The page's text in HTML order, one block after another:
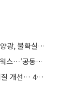
美 ‘232조 하이브리드 제재’ 임박…K-태양광, 불확실성 털고 날개 다나
자기자본 70% 철강사 지분 산 크라우드웍스…‘공동경영’으로 AI 시너지 낼까
E8, ‘온톨로지 AI·디지털 트윈’ 앞세워 체질 개선… 4분기 흑자전환 총력